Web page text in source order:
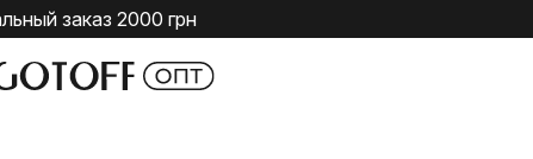
заказ 2000 грн